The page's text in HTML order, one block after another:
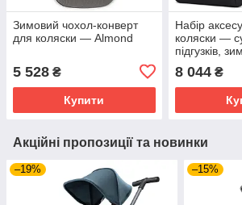
Зимовий чохол-конверт
для коляски — Almond
5 528 ₴
Купити
Набір
коляски —
підгузків,
для ніг,
від комарів
8 044₴
Акційні пропозиції та новинки
–19% –15%